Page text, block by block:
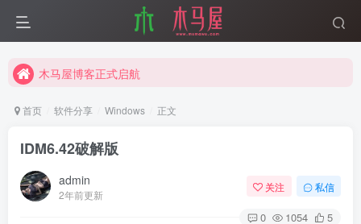
木马屋博客正式启航
互联网分享精神
木马屋博客正式启航
首页 软件分享 Windows 正文
IDM6.42破解版
admin
2年前更新
关注 私信
0 1054 5